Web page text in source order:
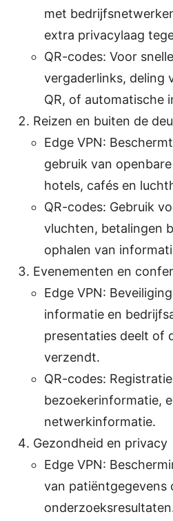
met
extra privacylaag
QR-codes: Voor
vergaderlinks, deling
QR, of automatische
Reizen en buiten de
Edge VPN:
gebruik van
hotels, cafés en
QR-codes: Gebruik
vluchten, betalingen
ophalen van
Evenementen en
Edge VPN:
informatie en
presentaties deelt of
verzendt.
QR-codes:
bezoekerinformatie,
netwerkinformatie.
Gezondheid en privacy
Edge VPN:
van patiëntgegevens